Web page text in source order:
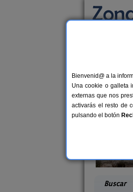
17 €
Buscar
Bienvenid@ a la
Una cookie o galleta
externas que nos
activarás el resto de
pulsando el botón